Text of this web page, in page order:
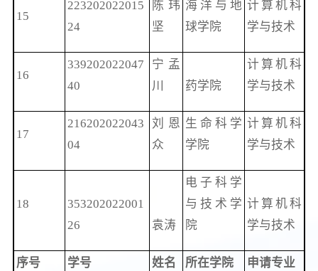
15
223202022015
24
陈玮
坚
海洋与地
球学院
计算机科
学与技术
16
339202022047
40
宁孟
川
药学院
计算机科
学与技术
17
216202022043
04
刘恩
众
生命科学
学院
计算机科
学与技术
18
353202022001
26
袁涛
电子科学
与技术学
院
计算机科
学与技术
序号 学号 姓名 所在学院 申请专业